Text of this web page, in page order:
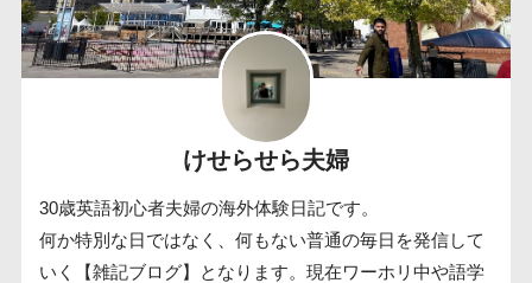
けせらせら夫婦
30歳英語初心者夫婦の海外体験日記です。
何か特別な日ではなく、何もない普通の毎日を発信して
いく【雑記ブログ】となります。現在ワーホリ中や語学